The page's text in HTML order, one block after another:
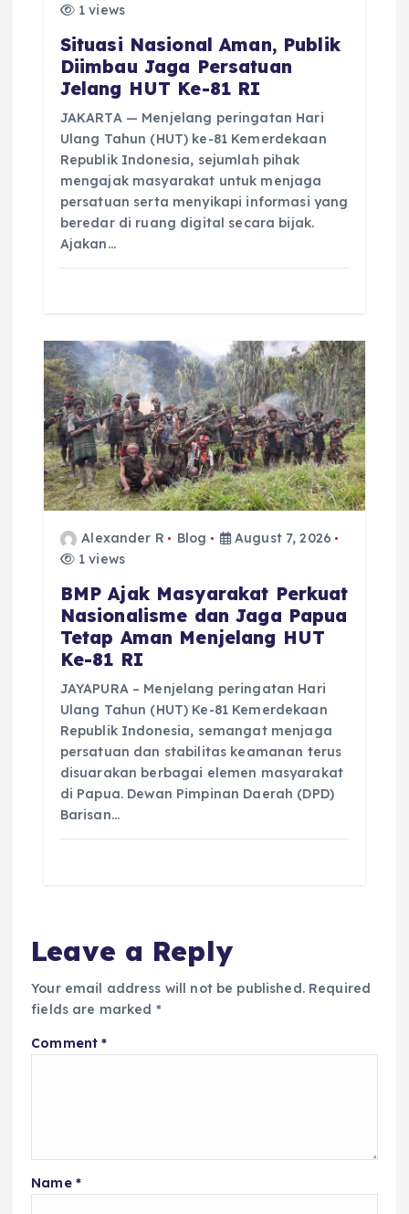
1 views
Situasi Nasional Aman, Publik
Diimbau Jaga Persatuan
Jelang HUT Ke-81 RI
JAKARTA — Menjelang peringatan Hari
Ulang Tahun (HUT) ke-81 Kemerdekaan
Republik Indonesia, sejumlah pihak
mengajak masyarakat untuk menjaga
persatuan serta menyikapi informasi yang
beredar di ruang digital secara bijak.
Ajakan…
Alexander R Blog
August 7, 2026
1 views
BMP Ajak Masyarakat Perkuat
Nasionalisme dan Jaga Papua
Tetap Aman Menjelang HUT
Ke-81 RI
JAYAPURA – Menjelang peringatan Hari
Ulang Tahun (HUT) Ke-81 Kemerdekaan
Republik Indonesia, semangat menjaga
persatuan dan stabilitas keamanan terus
disuarakan berbagai elemen masyarakat
di Papua. Dewan Pimpinan Daerah (DPD)
Barisan…
Leave a Reply
Your email address will not be published. Required
fields are marked *
Comment*
Name *